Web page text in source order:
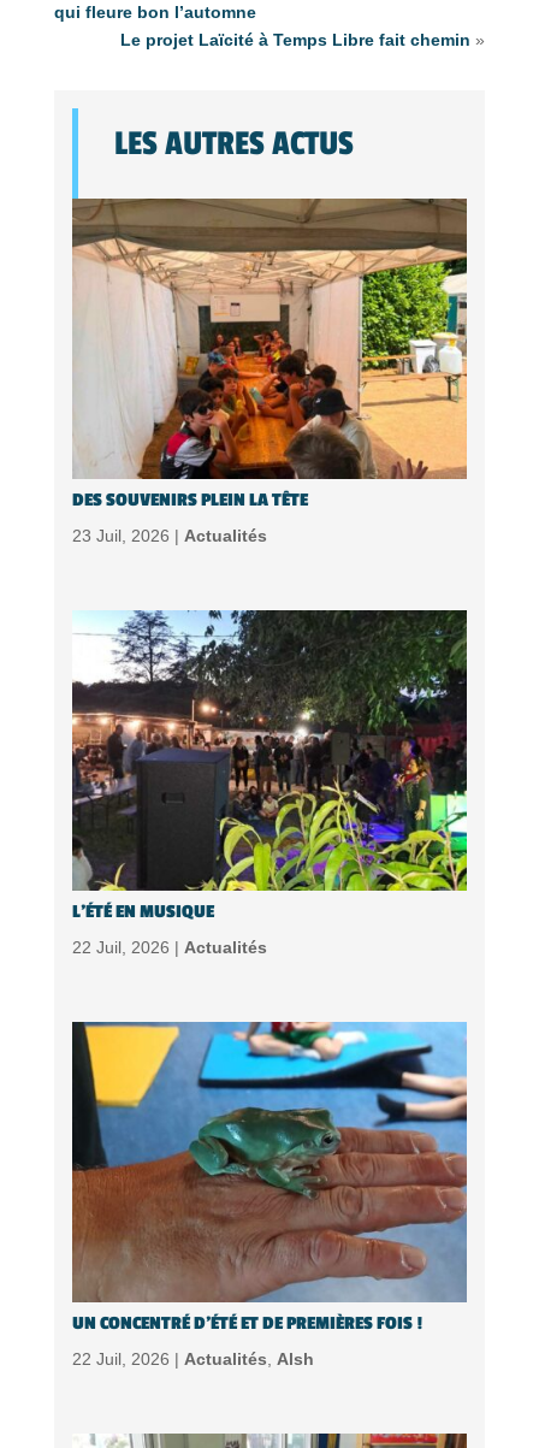
qui fleure bon l’automne
Le projet Laïcité à Temps Libre fait chemin »
LES AUTRES ACTUS
DES SOUVENIRS PLEIN LA TÊTE
23 Juil, 2026 | Actualités
L’ÉTÉ EN MUSIQUE
22 Juil, 2026 | Actualités
UN CONCENTRÉ D’ÉTÉ ET DE PREMIÈRES FOIS !
22 Juil, 2026 | Actualités Alsh